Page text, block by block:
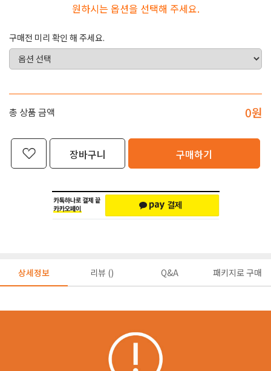
원하시는 옵션을 선택해 주세요.
구매전 미리 확인 해 주세요.
총 상품 금액 0원
장바구니 구매하기
상세정보 리뷰 () Q&A 패키지로 구매